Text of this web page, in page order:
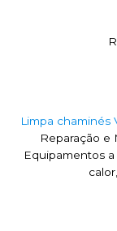
Limpa chaminés
Reparação e
Equipamentos